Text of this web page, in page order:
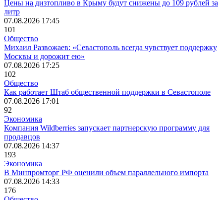
Цены на дизтопливо в Крыму будут снижены до 109 рублей за
литр
07.08.2026 17:45
101
Общество
Михаил Развожаев: «Севастополь всегда чувствует поддержку
Москвы и дорожит ею»
07.08.2026 17:25
102
Общество
Как работает Штаб общественной поддержки в Севастополе
07.08.2026 17:01
92
Экономика
Компания Wildberries запускает партнерскую программу для
продавцов
07.08.2026 14:37
193
Экономика
В Минпромторг РФ оценили объем параллельного импорта
07.08.2026 14:33
176